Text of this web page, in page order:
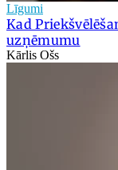
Līgumi
Kad
uzņēmumu
Kārlis Ošs